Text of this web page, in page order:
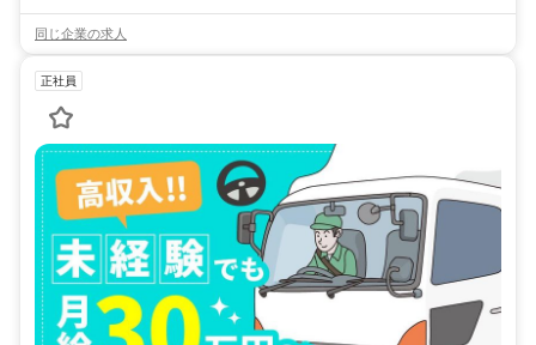
同じ企業の求人
正社員